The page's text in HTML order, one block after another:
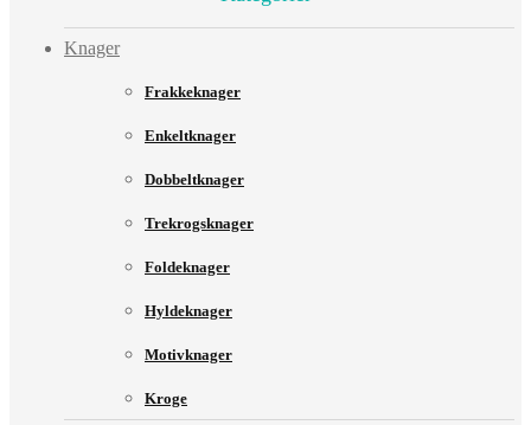
Knager
Frakkeknager
Enkeltknager
Dobbeltknager
Trekrogsknager
Foldeknager
Hyldeknager
Motivknager
Kroge